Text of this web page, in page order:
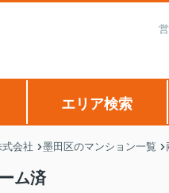
エリア検索
会社 墨田区のマンション一覧
ム済